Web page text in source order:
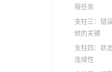
限任务
支柱三：错
统的关键
支柱四：状
连续性
标签
/tags
项目
/projects